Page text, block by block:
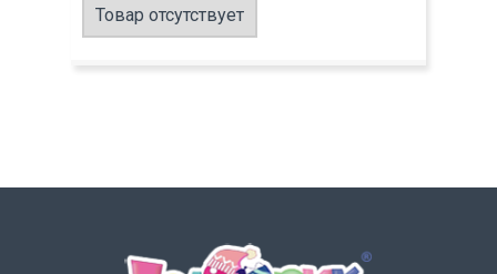
Товар отсутствует